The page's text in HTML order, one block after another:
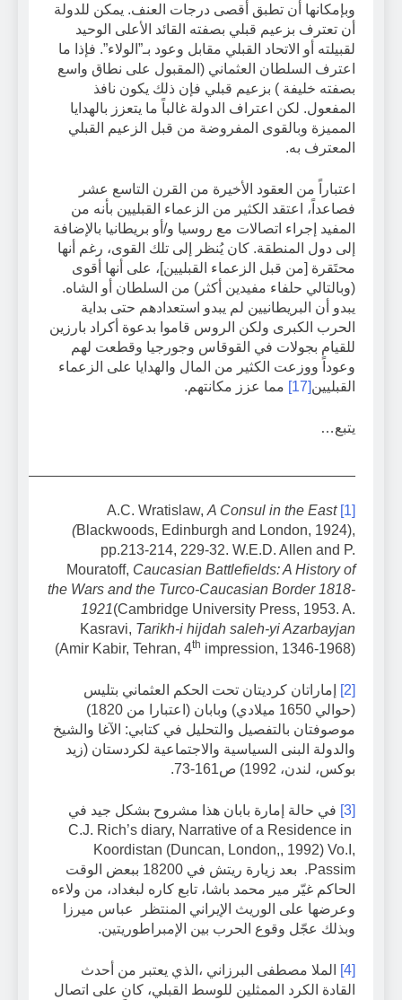
وبإمكانها أن تطبق أقصى درجات العنف. يمكن للدولة
أن تعترف بزعيم قبلي بصفته القائد الأعلى الوحيد
لقبيلته أو الاتحاد القبلي مقابل وعود بـ”الولاء”. فإذا ما
اعترف السلطان العثماني (المقبول على نطاق واسع
بصفته خليفة ) بزعيم قبلي فإن ذلك يكون نافذ
المفعول. لكن اعتراف الدولة غالباً ما يتعزز بالهدايا
المميزة وبالقوى المفروضة من قبل الزعيم القبلي
المعترف به.
اعتباراً من العقود الأخيرة من القرن التاسع عشر
فصاعداً، اعتقد الكثير من الزعماء القبليين بأنه من
المفيد إجراء اتصالات مع روسيا و/أو بريطانيا بالإضافة
إلى دول المنطقة. كان يُنظر إلى تلك القوى، رغم أنها
محتَقرة [من قبل الزعماء القبليين]، على أنها أقوى
(وبالتالي حلفاء مفيدين أكثر) من السلطان أو الشاه.
يبدو أن البريطانيين لم يبدو استعدادهم حتى بداية
الحرب الكبرى ولكن الروس قاموا بدعوة أكراد بارزين
للقيام بجولات في القوقاس وجورجيا وقطعت لهم
وعوداً ووزعت الكثير من المال والهدايا على الزعماء
القبليين[17] مما عزز مكانتهم.
يتبع…
[1]
A.C. Wratislaw,
A Consul in the East
(Blackwoods, Edinburgh and London, 1924),
pp.213-214, 229-32. W.E.D. Allen and P.
Mouratoff, Caucasian Battlefields: A History of
the Wars and the Turco-Caucasian Border 1818-
1921(Cambridge University Press, 1953. A.
Kasravi, Tarikh-i hijdah saleh-yi Azarbayjan
(Amir Kabir, Tehran, 4th impression, 1346-1968)
[2]
إماراتان كرديتان تحت الحكم العثماني بتليس
(حوالي 1650 ميلادي) وبابان (اعتبارا من 1820)
موصوفتان بالتفصيل والتحليل في كتابي: الآغا والشيخ
والدولة البنى السياسية والاجتماعية لكردستان (زيد
بوكس، لندن، 1992) ص161-73.
[3]
في حالة إمارة بابان هذا مشروح بشكل جيد في
C.J. Rich’s diary, Narrative of a Residence in
Koordistan (Duncan, London,, 1992) Vo.I,
Passim. بعد زيارة ريتش في 18200 ببعض الوقت
الحاكم غيّر مير محمد باشا، تابع كاره لبغداد، من ولاءه
وعرضها على الوريث الإيراني المنتظر عباس ميرزا
وبذلك عجّل وقوع الحرب بين الإمبراطوريتين.
[4]
الملا مصطفى البرزاني ،الذي يعتبر من أحدث
القادة الكرد الممثلين للوسط القبلي، كان على اتصال